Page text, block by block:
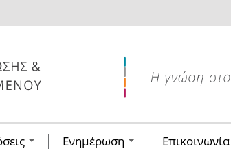
Ενημέρωση Επικοινωνία